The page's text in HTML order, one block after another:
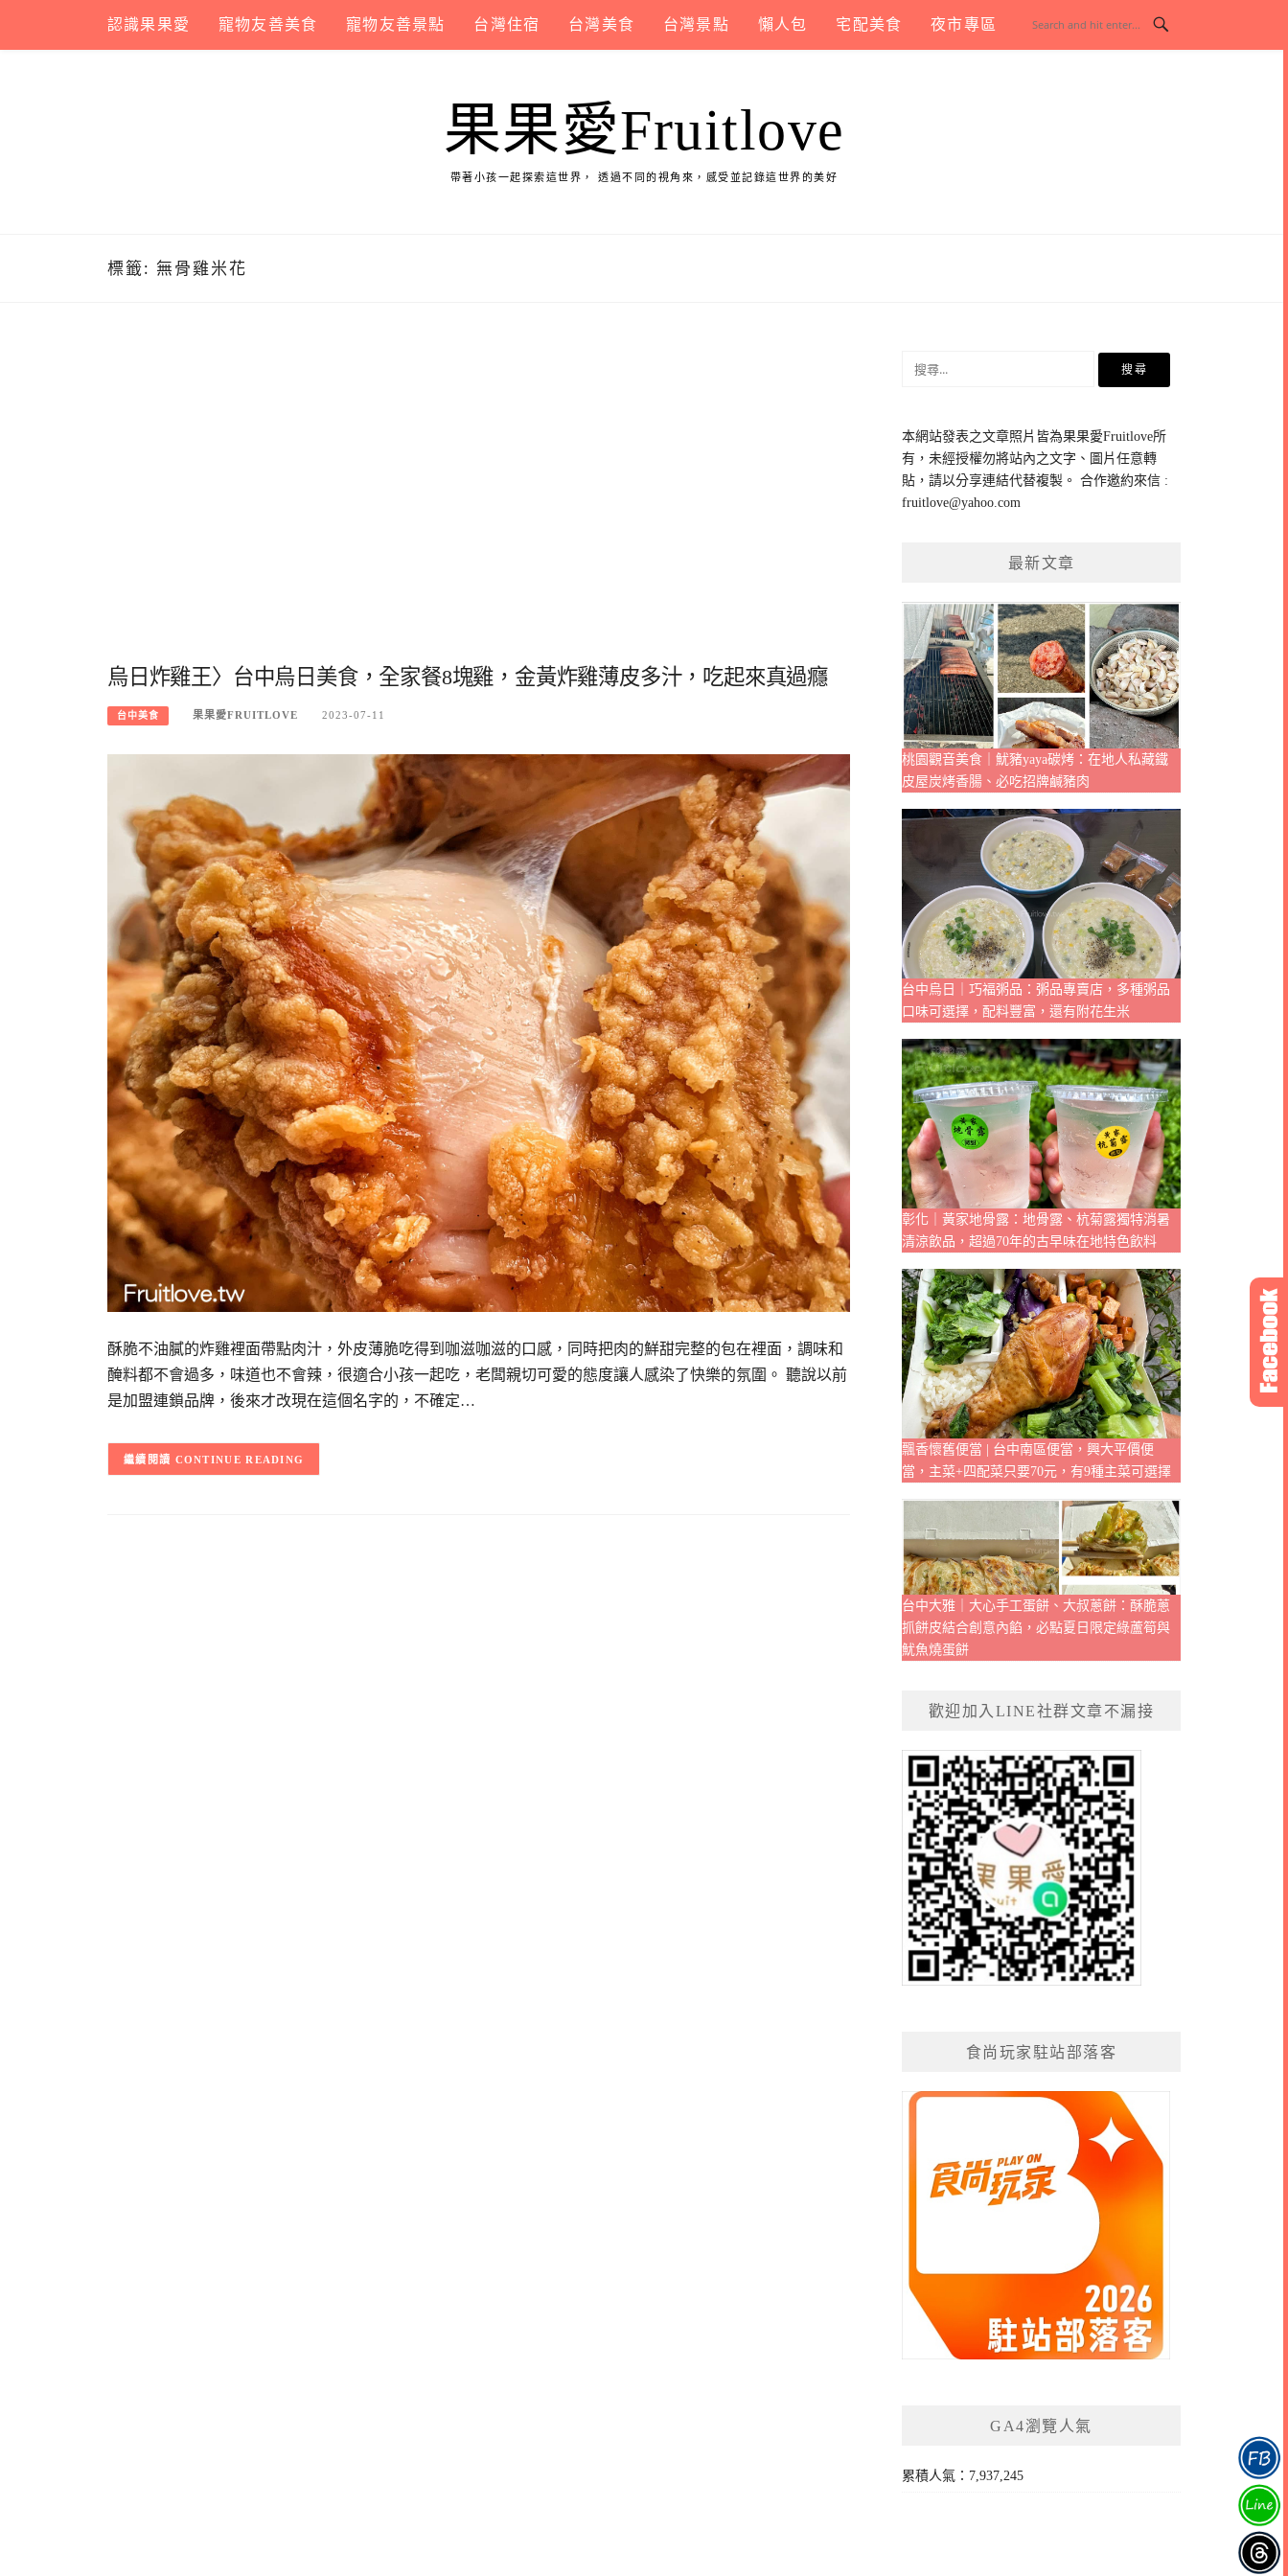
content
認識果果愛 寵物友善美食 寵物友善景點 台灣住宿 台灣美食 台灣景點 懶人包 宅配美食 夜市專區
果果愛Fruitlove
帶著小孩一起探索這世界， 透過不同的視角來，感受並記錄這世界的美好
標籤: 無骨雞米花
烏日炸雞王〉台中烏日美食，全家餐8塊雞，金黃炸雞薄皮多汁，吃起來真過癮
台中美食 果果愛FRUITLOVE 2023-07-11
酥脆不油膩的炸雞裡面帶點肉汁，外皮薄脆吃得到咖滋咖滋的口感，同時把肉的鮮甜完整的包在裡面，調味和
醃料都不會過多，味道也不會辣，很適合小孩一起吃，老闆親切可愛的態度讓人感染了快樂的氛圍。 聽說以前
是加盟連鎖品牌，後來才改現在這個名字的，不確定…
CONTINUE READING
鍵
字:
本網站發表之文章照片皆為果果愛Fruitlove所
有，未經授權勿將站內之文字、圖片任意轉
貼，請以分享連結代替複製。 合作邀約來信 :
fruitlove@yahoo.com
最新文章
桃園觀音美食｜魷豬yaya碳烤：在地人私藏鐵
皮屋炭烤香腸、必吃招牌鹹豬肉
台中烏日｜巧福粥品：粥品專賣店，多種粥品
口味可選擇，配料豐富，還有附花生米
彰化｜黃家地骨露：地骨露、杭菊露獨特消暑
清涼飲品，超過70年的古早味在地特色飲料
飄香懷舊便當 | 台中南區便當，興大平價便
當，主菜+四配菜只要70元，有9種主菜可選擇
台中大雅｜大心手工蛋餅、大叔蔥餅：酥脆蔥
抓餅皮結合創意內餡，必點夏日限定綠蘆筍與
魷魚燒蛋餅
歡迎加入LINE社群文章不漏接
食尚玩家駐站部落客
GA4瀏覽人氣
累積人氣：7,937,245